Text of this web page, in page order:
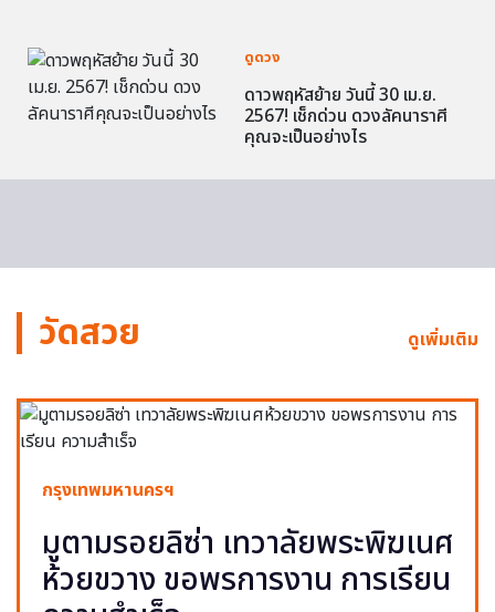
ดูดวง
ดาวพฤหัสย้าย วันนี้ 30 เม.ย.
2567! เช็กด่วน ดวงลัคนาราศี
คุณจะเป็นอย่างไร
วัดสวย ดูเพิ่มเติม
กรุงเทพมหานครฯ
มูตามรอยลิซ่า เทวาลัยพระพิฆเนศ
ห้วยขวาง ขอพรการงาน การเรียน